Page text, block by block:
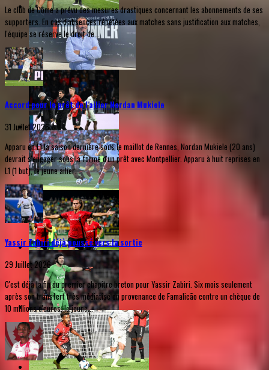
Le club de Côme a prévu des mesures drastiques concernant les abonnements de ses
supporters. En cas d'absences répétées aux matches sans justification aux matches,
l'équipe se réserve le droit de...
Accord pour le prêt de l'ailier Nordan Mukiele
31 Juillet 2026
Apparu en L1 la saison dernière sous le maillot de Rennes, Nordan Mukiele (20 ans)
devrait s'engager sous la forme d'un prêt avec Montpellier. Apparu à huit reprises en
L1 (1 but), le jeune ailier...
Yassir Zabiri déjà poussé vers la sortie
29 Juillet 2026
C'est déjà la fin du premier chapitre breton pour Yassir Zabiri. Six mois seulement
après son transfert très médiatisé en provenance de Famalicão contre un chèque de
10 millions d'euros, le jeune...